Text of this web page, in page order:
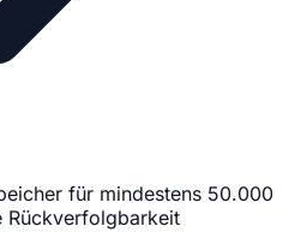
für mindestens 50.000
Rückverfolgbarkeit